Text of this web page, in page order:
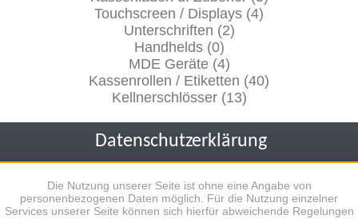
Touchscreen / Displays (4)
Unterschriften (2)
Handhelds (0)
MDE Geräte (4)
Kassenrollen / Etiketten (40)
Kellnerschlösser (13)
Datenschutzerklärung
Die Nutzung unserer Seite ist ohne eine Angabe von
personenbezogenen Daten möglich. Für die Nutzung einzelner
Services unserer Seite können sich hierfür abweichende Regelungen